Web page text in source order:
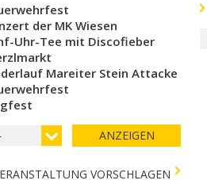
der MK Wiesen
Uhr-Tee mit Discofieber
Mareiter Stein Attacke
ANZEIGEN
VORSCHLAGEN